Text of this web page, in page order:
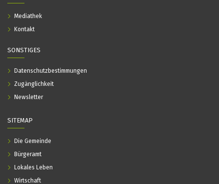
SITEMAP
Die Gemeinde
Bürgeramt
Lokales Leben
Wirtschaft
Mediathek
Kontakt
SONSTIGES
Datenschutzbestimmungen
Zugänglichkeit
Newsletter